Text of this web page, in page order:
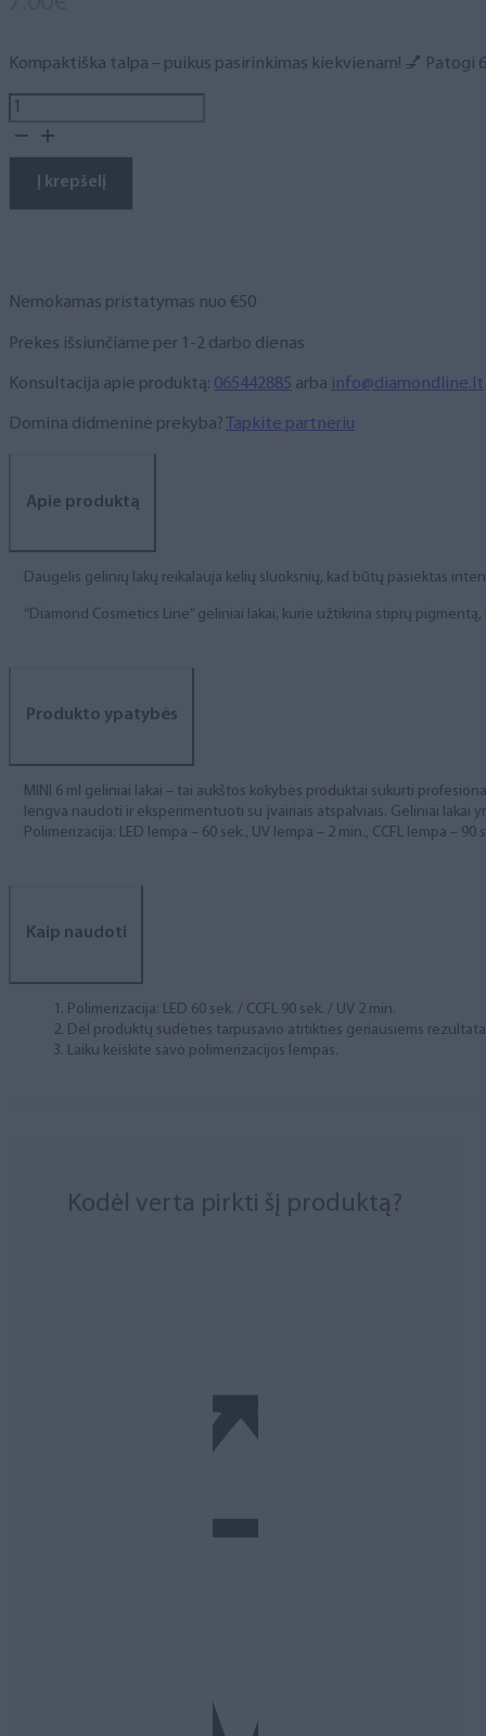
Kompaktiška talpa – puikus pasirinkimas kiekvienam! 💅
produkto
kiekis:
gelinis
lakas,
Į krepšelį
Nemokamas pristatymas nuo €50
Prekes išsiunčiame per 1-2 darbo dienas
Konsultacija apie produktą: 065442885 arba info@diamondline.lt
Domina didmeninė prekyba? Tapkite partneriu
Apie produktą
Daugelis gelinių lakų reikalauja kelių sluoksnių, kad būtų pasiektas
“Diamond Cosmetics Line” geliniai lakai, kurie užtikrina stiprų
Produkto ypatybės
MINI 6 ml geliniai lakai – tai aukštos kokybės produktai sukurti
lengva naudoti ir eksperimentuoti su įvairiais atspalviais. Geliniai lakai
Polimerizacija: LED lempa – 60 sek., UV lempa – 2 min., CCFL lempa – 90
Kaip naudoti
Polimerizacija: LED 60 sek. / CCFL 90 sek. / UV 2 min.
Dėl produktų sudėties tarpusavio atitikties geriausiems
Laiku keiskite savo polimerizacijos lempas.
Kodėl verta pirkti šį produktą?